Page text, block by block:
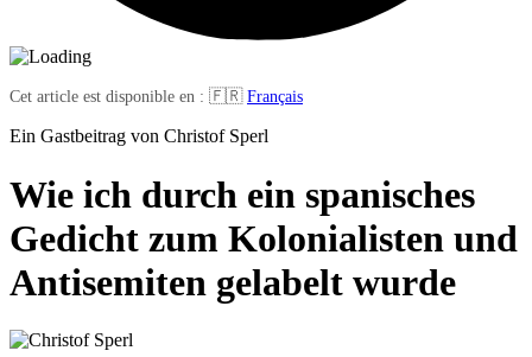
Cet article est disponible en : 🇫🇷Français
Ein Gastbeitrag von Christof Sperl
Wie ich durch ein spanisches
Gedicht zum Kolonialisten und
Antisemiten gelabelt wurde